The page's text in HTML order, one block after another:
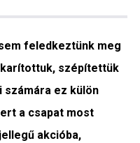
feledkeztünk meg
szépítettük
számára ez külön
a csapat most
akcióba,